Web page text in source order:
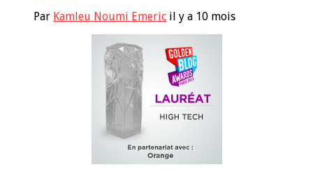
Par Kamleu Noumi Emeric il y a 10 mois